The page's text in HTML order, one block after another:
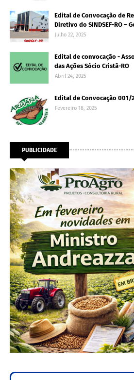
Edital de Convocação de
Diretivo do SINDSEF-RO –
Julho 22, 2025
Edital de convocação -
das Ações Sócio Cristã-RO
Abril 24, 2025
Edital de Convocação 001/
Fevereiro 18, 2025
PUBLICIDADE